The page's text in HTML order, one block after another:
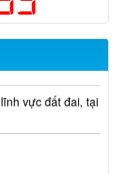
vực đất đai, tại